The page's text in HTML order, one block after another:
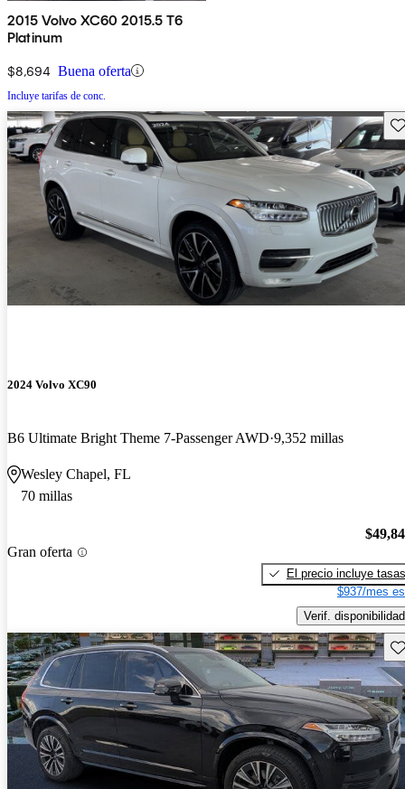
2015 Volvo XC60 2015.5 T6
Platinum
$8,694 Buena oferta
Incluye tarifas de conc.
2024 Volvo XC90
B6 Ultimate Bright Theme 7-Passenger AWD 9,352 millas
Wesley Chapel, FL
70 millas
Gran oferta
El precio incluye tasas
$937/mes
Verif. disponibilidad